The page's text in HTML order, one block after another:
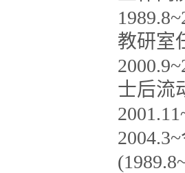
教研室
士后流